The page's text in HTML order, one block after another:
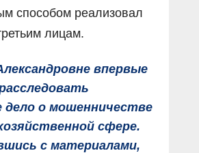
способом реализовал
лицам.
впервые
дело о мошенничестве
сфере.
с материалами,